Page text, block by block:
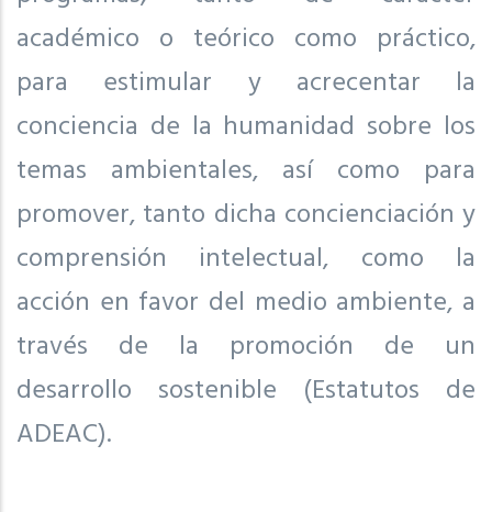
académico o teórico como práctico,
para estimular y acrecentar la
conciencia de la humanidad sobre los
temas ambientales, así como para
promover, tanto dicha concienciación y
comprensión intelectual, como la
acción en favor del medio ambiente, a
través de la promoción de un
desarrollo sostenible (Estatutos de
ADEAC).